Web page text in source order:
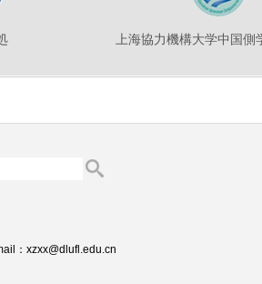
上海協力機構大学中国側
：xzxx@dlufl.edu.cn